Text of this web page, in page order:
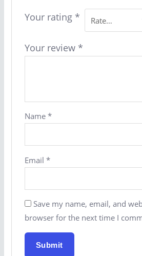
Your rating *
Your review *
Name *
Email *
Save my name, email, and
browser for the next time I